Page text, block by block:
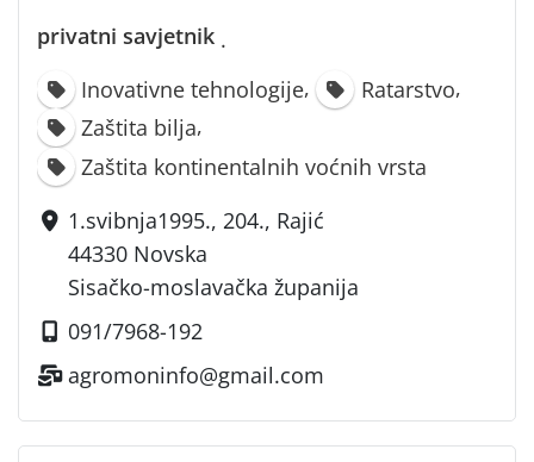
privatni savjetnik ·
Inovativne tehnologije, Ratarstvo,
Zaštita bilja,
Zaštita kontinentalnih voćnih vrsta
1.svibnja1995., 204., Rajić
44330 Novska
Sisačko-moslavačka županija
091/7968-192
agromoninfo@gmail.com